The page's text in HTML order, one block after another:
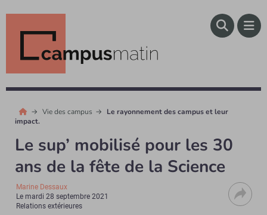
Vie des campus
Le rayonnement des campus et leur
impact.
Le sup’ mobilisé pour les 30
ans de la fête de la Science
Marine Dessaux
Lemardi 28 septembre 2021
Relations extérieures